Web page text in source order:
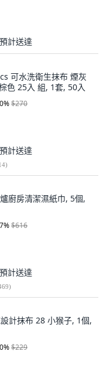
預計送達
可水洗衛生抹布 煙灰
色 25入 組, 1套, 50入
%$270
預計送達
)
廚房清潔濕紙巾, 5個,
%$616
預計送達
)
計抹布 28 小猴子, 1個,
%$229